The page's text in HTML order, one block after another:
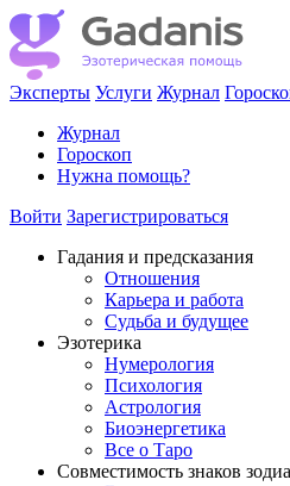
Эксперты Услуги Журнал
Журнал
Гороскоп
Нужна помощь?
Войти Зарегистрироваться
Гадания и предсказания
Отношения
Карьера и работа
Cудьба и будущее
Эзотерика
Нумерология
Психология
Астрология
Биоэнергетика
Все о Таро
Совместимость знаков